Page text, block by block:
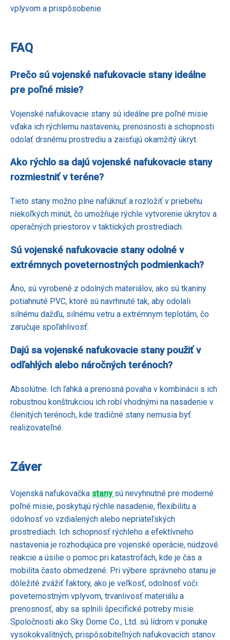
vplyvom a prispôsobenie.
FAQ
Prečo sú vojenské nafukovacie stany ideálne
pre poľné misie?
Vojenské nafukovacie stany sú ideálne pre poľné misie
vďaka ich rýchlemu nastaveniu, prenosnosti a schopnosti
odolať drsnému prostrediu a zaisťujú okamžitý úkryt.
Ako rýchlo sa dajú vojenské nafukovacie stany
rozmiestniť v teréne?
Tieto stany možno plne nafúknuť a rozložiť v priebehu
niekoľkých minút, čo umožňuje rýchle vytvorenie úkrytov a
operačných priestorov v taktických prostrediach.
Sú vojenské nafukovacie stany odolné v
extrémnych poveternostných podmienkach?
Áno, sú vyrobené z odolných materiálov, ako sú tkaniny
potiahnuté PVC, ktoré sú navrhnuté tak, aby odolali
silnému dažďu, silnému vetru a extrémnym teplotám, čo
zaručuje spoľahlivosť.
Dajú sa vojenské nafukovacie stany použiť v
odľahlých alebo náročných terénoch?
Absolútne. Ich ľahká a prenosná povaha v kombinácii s ich
robustnou konštrukciou ich robí vhodnými na nasadenie v
členitých terénoch, kde tradičné stany nemusia byť
realizovateľné.
Záver
Vojenská nafukovačka stany sú nevyhnutné pre moderné
poľné misie, poskytujú rýchle nasadenie, flexibilitu a
odolnosť vo vzdialených alebo nepriateľských
prostrediach. Ich schopnosť rýchleho a efektívneho
nastavenia je rozhodujúca pre vojenské operácie, núdzové
reakcie a úsilie o pomoc pri katastrofách, kde je čas a
mobilita často obmedzené. Pri výbere správneho stanu je
dôležité zvážiť faktory, ako je veľkosť, odolnosť voči
poveternostným vplyvom, trvanlivosť materiálu a
prenosnosť, aby sa splnili špecifické potreby misie.
Spoločnosti ako Sky Dome Co., Ltd. sú lídrom v ponuke
vysokokvalitných, prispôsobiteľných nafukovacích stanov